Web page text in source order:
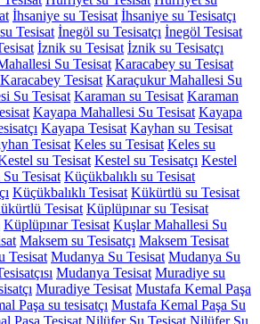
İhsaniye su Tesisat İhsaniye su Tesisatçı
Tesisat İnegöl su Tesisatçı İnegöl Tesisat
İznik su Tesisat İznik su Tesisatçı
Su Tesisat Karacabey su Tesisat
Karacabey Tesisat Karaçukur Mahallesi Su
Su Tesisat Karaman su Tesisat Karaman
Kayapa Mahallesi Su Tesisat Kayapa
Kayapa Tesisat Kayhan su Tesisat
Tesisat Keles su Tesisat Keles su
su Tesisat Kestel su Tesisatçı Kestel
Tesisat Küçükbalıklı su Tesisat
Küçükbalıklı Tesisat Kükürtlü su Tesisat
Tesisat Küplüpınar su Tesisat
Küplüpınar Tesisat Kuşlar Mahallesi Su
Maksem su Tesisatçı Maksem Tesisat
Tesisat Mudanya Su Tesisat Mudanya Su
Mudanya Tesisat Muradiye su
Muradiye Tesisat Mustafa Kemal Paşa
Paşa su tesisatçı Mustafa Kemal Paşa Su
Paşa Tesisat Nilüfer Su Tesisat Nilüfer Su